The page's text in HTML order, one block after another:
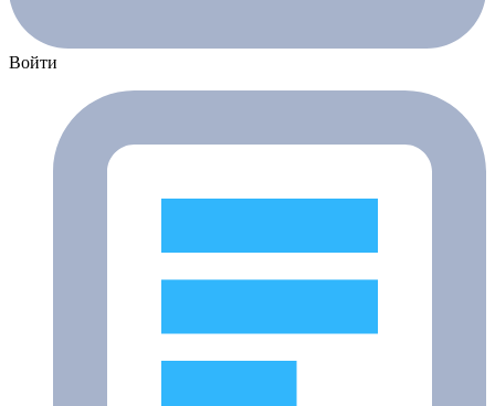
Войти